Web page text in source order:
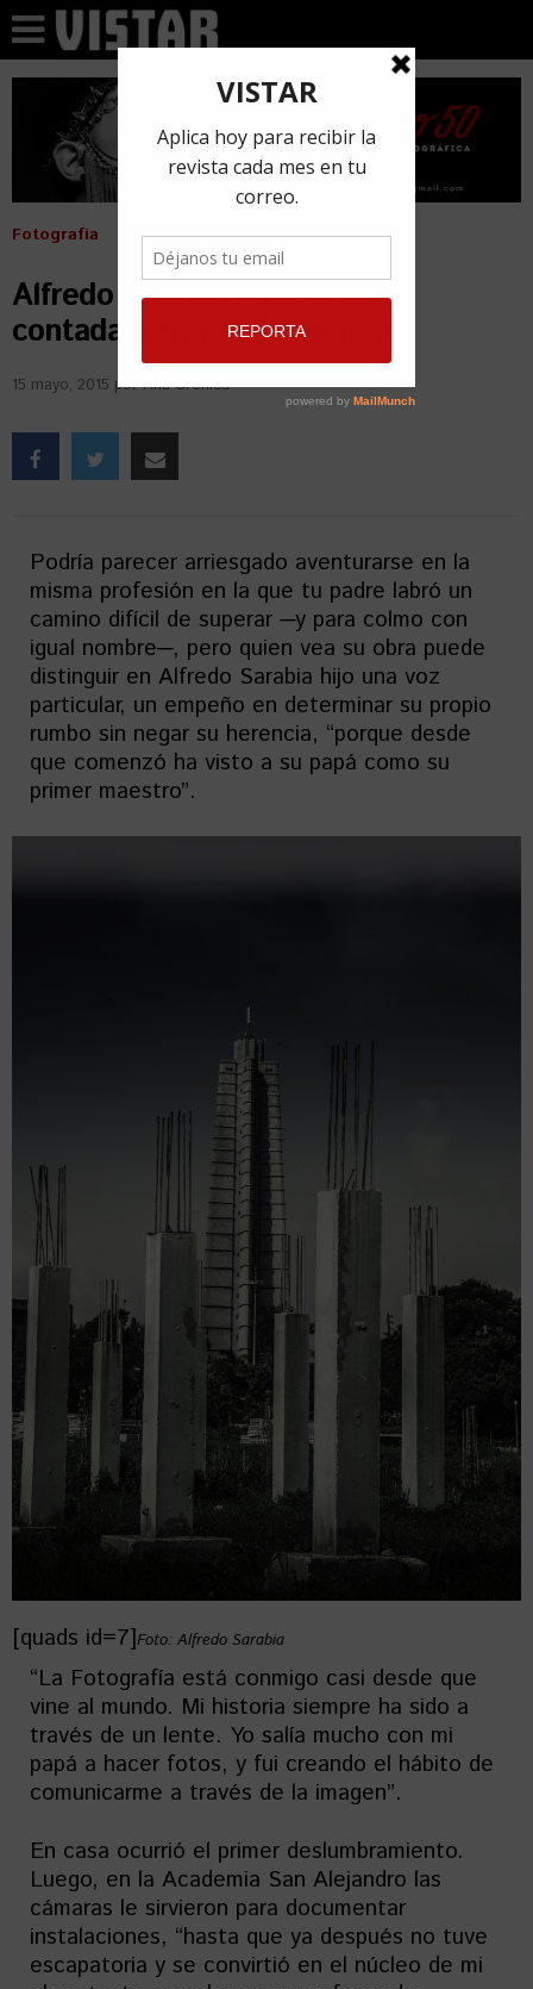
Fotografía
Alfredo Sarabia Hijo: Historia
contada a través de un lente
15 mayo, 2015 porAna Crónica
Podría parecer arriesgado aventurarse en la
misma profesión en la que tu padre labró un
camino difícil de superar ─y para colmo con
igual nombre─, pero quien vea su obra puede
distinguir en Alfredo Sarabia hijo una voz
particular, un empeño en determinar su propio
rumbo sin negar su herencia, “porque desde
que comenzó ha visto a su papá como su
primer maestro”.
[quads id=7]Foto: Alfredo Sarabia
“La Fotografía está conmigo casi desde que
vine al mundo. Mi historia siempre ha sido a
través de un lente. Yo salía mucho con mi
papá a hacer fotos, y fui creando el hábito de
comunicarme a través de la imagen”.
En casa ocurrió el primer deslumbramiento.
Luego, en la Academia San Alejandro las
cámaras le sirvieron para documentar
instalaciones, “hasta que ya después no tuve
escapatoria y se convirtió en el núcleo de mi